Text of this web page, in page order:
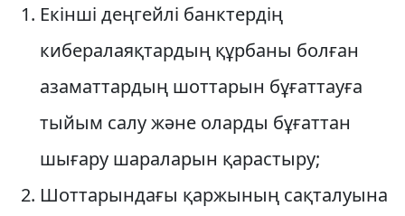
Екінші деңгейлі банктердің
кибералаяқтардың құрбаны болған
азаматтардың шоттарын бұғаттауға
тыйым салу және оларды бұғаттан
шығару шараларын қарастыру;
Шоттарындағы қаржының сақталуына